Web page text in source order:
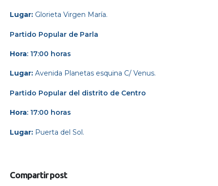
Lugar: Glorieta Virgen María.
Partido Popular de Parla
Hora: 17:00 horas
Lugar: Avenida Planetas esquina C/ Venus.
Partido Popular del distrito de Centro
Hora: 17:00 horas
Lugar: Puerta del Sol.
Compartir post